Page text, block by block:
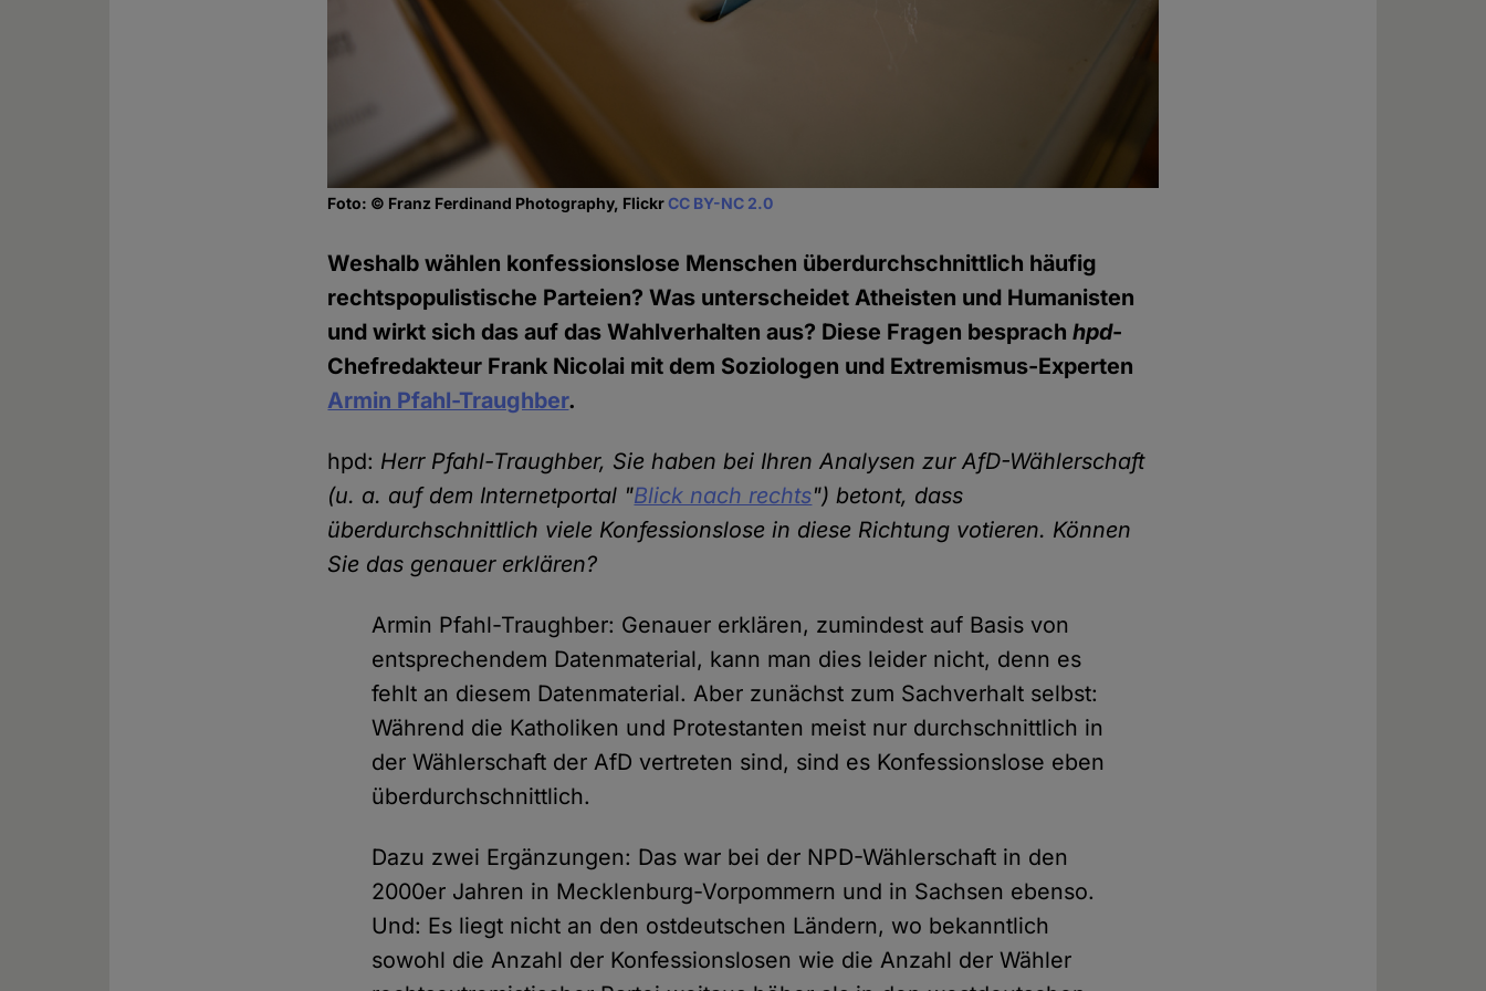
Foto: © Franz Ferdinand Photography, FlickrCC BY-NC 2.0
Weshalb wählen konfessionslose Menschen überdurchschnittlich häufig
rechtspopulistische Parteien? Was unterscheidet Atheisten und Humanisten
und wirkt sich das auf das Wahlverhalten aus? Diese Fragen besprachhpd-
Chefredakteur Frank Nicolai mit dem Soziologen und Extremismus-Experten
Armin Pfahl-Traughber.
hpd: Herr Pfahl-Traughber, Sie haben bei Ihren Analysen zur AfD-Wählerschaft
(u. a. auf dem Internetportal "Blick nach rechts") betont, dass
überdurchschnittlich viele Konfessionslose in diese Richtung votieren. Können
Sie das genauer erklären?
Armin Pfahl-Traughber: Genauer erklären, zumindest auf Basis von
entsprechendem Datenmaterial, kann man dies leider nicht, denn es
fehlt an diesem Datenmaterial. Aber zunächst zum Sachverhalt selbst:
Während die Katholiken und Protestanten meist nur durchschnittlich in
der Wählerschaft der AfD vertreten sind, sind es Konfessionslose eben
überdurchschnittlich.
Dazu zwei Ergänzungen: Das war bei der NPD-Wählerschaft in den
2000er Jahren in Mecklenburg-Vorpommern und in Sachsen ebenso.
Und: Es liegt nicht an den ostdeutschen Ländern, wo bekanntlich
sowohl die Anzahl der Konfessionslosen wie die Anzahl der Wähler